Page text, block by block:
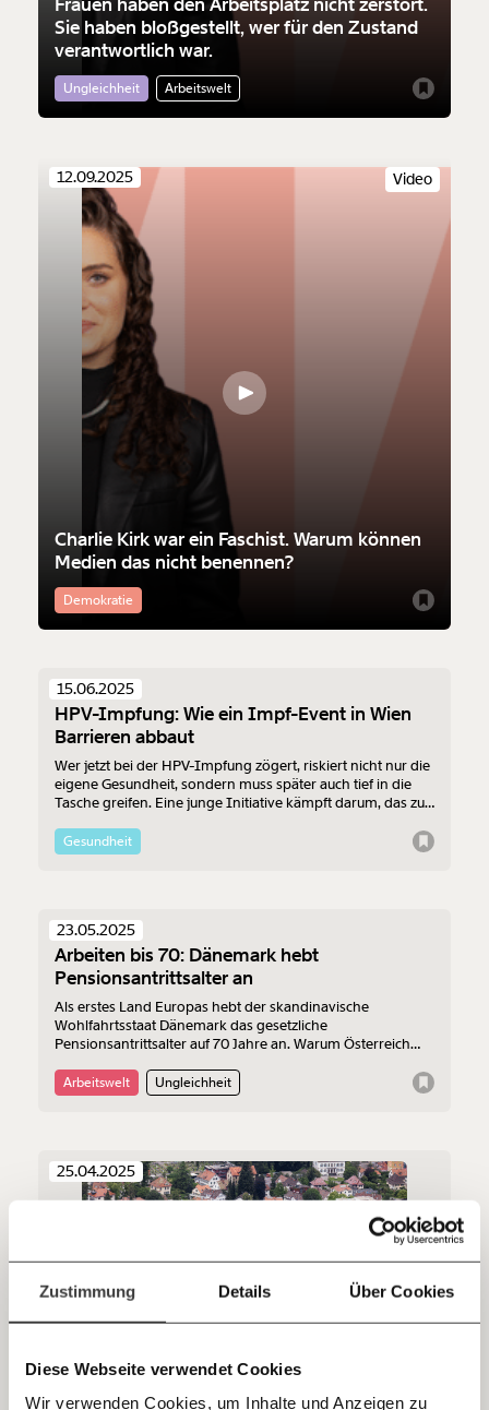
Zustimmung Details Über Cookies
Diese Webseite verwendet Cookies
Wir verwenden Cookies, um Inhalte und Anzeigen zu
beginnt mit Dir!
Werde Fördermitglied
funktioniert. Unsere Recherchen sind für alle frei im
Netz. Unabhängig und werbefrei. Und das wird auch
unterstütze uns mit Deinem Mitgliedsbeitrag.
Kontoinhaber: Momentum Institut - Verein für
sozialen Fortschritt
Sie haben bloßgestellt, wer für den Zustand
verantwortlich war.
Ungleichheit Arbeitswelt
Video
12.09.2025
Charlie Kirk war ein Faschist. Warum können
Medien das nicht benennen?
Demokratie
15.06.2025
HPV-Impfung: Wie ein Impf-Event in Wien
Barrieren abbaut
Wer jetzt bei der HPV-Impfung zögert, riskiert nicht nur die
eigene Gesundheit, sondern muss später auch tief in die
Tasche greifen. Eine junge Initiative kämpft darum, das zu
Gesundheit
23.05.2025
Arbeiten bis 70: Dänemark hebt
Pensionsantrittsalter an
Als erstes Land Europas hebt der skandinavische
Wohlfahrtsstaat Dänemark das gesetzliche
Pensionsantrittsalter auf 70 Jahre an. Warum Österreich
Arbeitswelt Ungleichheit
25.04.2025
Reproduktive Rechte am LKH Bregenz: